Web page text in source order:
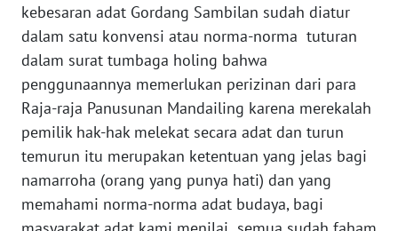
kebesaran adat Gordang Sambilan sudah diatur
dalam satu konvensi atau norma-norma tuturan
dalam surat tumbaga holing bahwa
penggunaannya memerlukan perizinan dari para
Raja-raja Panusunan Mandailing karena merekalah
pemilik hak-hak melekat secara adat dan turun
temurun itu merupakan ketentuan yang jelas bagi
namarroha (orang yang punya hati) dan yang
memahami norma-norma adat budaya, bagi
WN
SULUT
MALUKU
WN
MALUT